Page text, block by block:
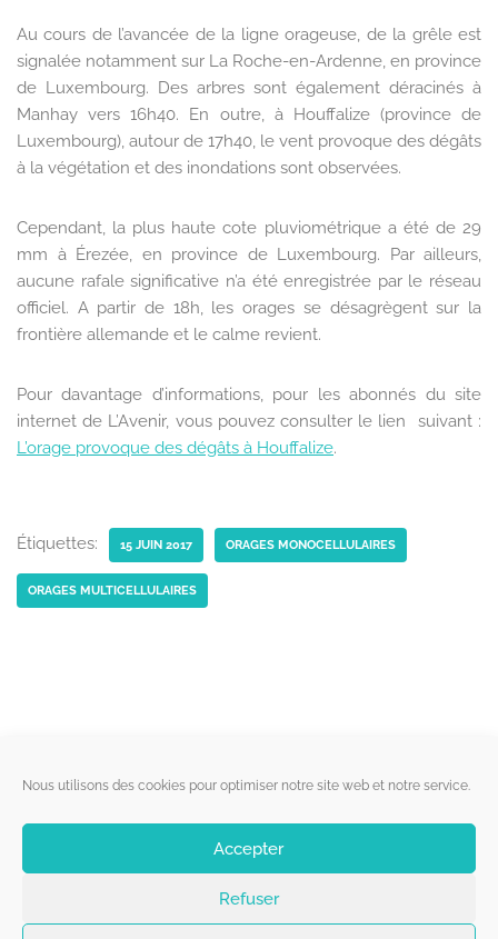
Nous utilisons des cookies pour optimiser notre site web et notre service.
Accepter
Refuser
Au cours de l’avancée de la ligne orageuse, de la grêle est
signalée notamment sur La Roche-en-Ardenne, en province
de Luxembourg. Des arbres sont également déracinés à
Manhay vers 16h40. En outre, à Houffalize (province de
Luxembourg), autour de 17h40, le vent provoque des dégâts
à la végétation et des inondations sont observées.
Cependant, la plus haute cote pluviométrique a été de 29
mm à Érezée, en province de Luxembourg. Par ailleurs,
aucune rafale significative n’a été enregistrée par le réseau
officiel. A partir de 18h, les orages se désagrègent sur la
frontière allemande et le calme revient.
Pour davantage d’informations, pour les abonnés du site
internet de L’Avenir, vous pouvez consulter le lien suivant :
L’orage provoque des dégâts à Houffalize.
Étiquettes: 15 JUIN 2017 ORAGES MONOCELLULAIRES
ORAGES MULTICELLULAIRES
Liens utiles
Qui sommes-nous ?
Politique de cookies